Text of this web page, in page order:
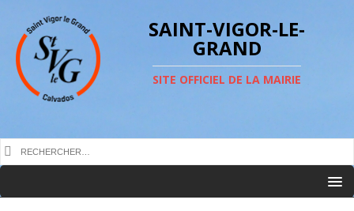
SAINT-VIGOR-LE-
GRAND
SITE OFFICIEL DE LA MAIRIE